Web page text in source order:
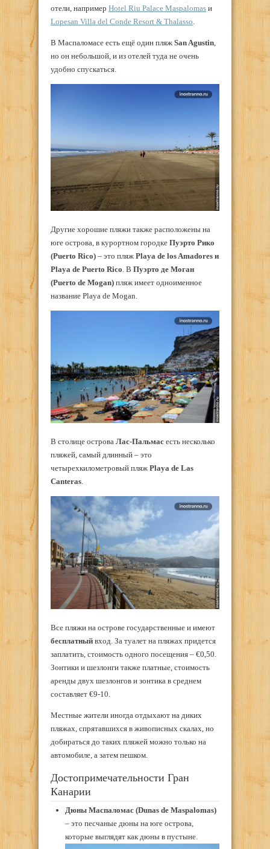
отели, например Hotel Riu Palace Maspalomas и
Lopesan Villa del Conde Resort & Thalasso
В Маспаломасе есть ещё один пляж San Agustin
но он небольшой, и из отелей туда не очень
удобно спускаться.
Другие хорошие пляжи также расположены на
юге острова, в курортном городке Пуэрто Рико
(Puerto Rico) – это пляж Playa de los Amadores и
Playa de Puerto Rico . В Пуэрто де Моган
(Puerto de Mogan) пляж имеет одноименное
название Playa de Mogan.
В столице острова Лас-Пальмас есть несколько
пляжей, самый длинный – это
четырехкилометровый пляж Playa de Las
Canteras.
Все пляжи на острове государственные и имеют
бесплатный вход. За туалет на пляжах придется
заплатить, стоимость одного посещения – €0,50.
Зонтики и шезлонги также платные, стоимость
аренды двух шезлонгов и зонтика в среднем
составляет €9-10.
Местные жители иногда отдыхают на диких
пляжах, спрятавшихся в живописных скалах, но
добираться до таких пляжей можно только на
автомобиле, а затем пешком.
Достопримечательности Гран
Канарии
Дюны Маспаломас (Dunas de Maspalomas)
– это песчаные дюны на юге острова,
которые выглядят как дюны в пустыне.